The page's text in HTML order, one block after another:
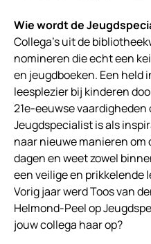
Wie wordt de
Collega’s uit de
nomineren die echt een
en jeugdboeken. Een held
leesplezier bij kinderen
21e-eeuwse vaardigheden
Jeugdspecialist is als
naar nieuwe manieren om
dagen en weet zowel
een veilige en prikkelende
Vorig jaar werd Toos van
Helmond-Peel op
jouw collega haar op?